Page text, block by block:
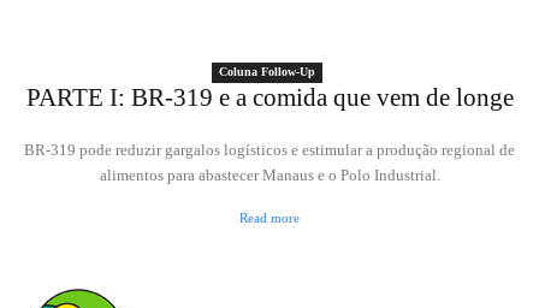
Coluna Follow-Up
PARTE I: BR-319 e a comida que vem de longe
BR-319 pode reduzir gargalos logísticos e estimular a produção regional de
alimentos para abastecer Manaus e o Polo Industrial.
Read more